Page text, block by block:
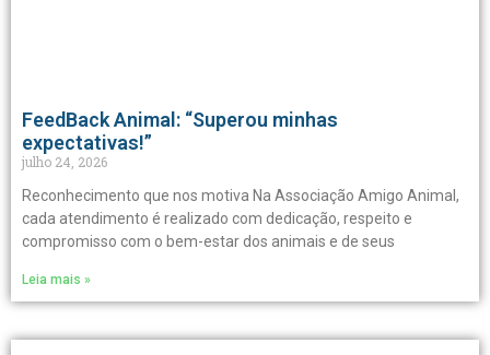
FeedBack Animal: “Superou minhas
expectativas!”
julho 24, 2026
Reconhecimento que nos motiva Na Associação Amigo Animal,
cada atendimento é realizado com dedicação, respeito e
compromisso com o bem-estar dos animais e de seus
Leia mais »